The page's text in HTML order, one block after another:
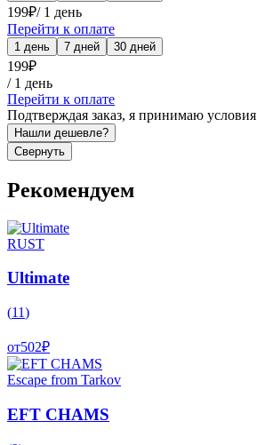
199₽/ 1 день
Перейти к оплате
1 день 7 дней 30 дней
199₽
/ 1 день
Перейти к оплате
Подтверждая заказ, я принимаю условия
Нашли дешевле?
Свернуть
Рекомендуем
RUST
Ultimate
(11)
от502₽
Escape from Tarkov
EFT CHAMS